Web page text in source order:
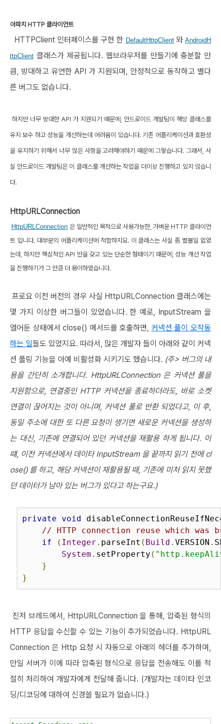
아파치 HTTP 클라이언트
HTTPClient 인터페이스를 구현 한 DefaultHttpClient 와 AndroidH
ttpClient 클래스가 제공됩니다. 웹브라우저를 만들기에 충분할 만
큼, 방대하고 유연한 API 가 지원되며, 안정적으로 동작하고 별다
른 버그도 없습니다.
하지만 너무 방대한 API 가 지원되기 때문에, 안드로이드 개발팀이 해당 클래스를
유지 보수 하고 성능을 개선하는데 어려움이 있습니다. 기존 어플리케이션과 호환성
을 유지하기 위해서 너무 많은 사항을 고려해야하기 때문에 그렇습니다. 그래서, 사
실 안드로이드 개발팀은 이 클래스를 개선하는 작업을 더이상 진행하고 있지 않습니
다.
HttpURLConnection
HttpURLConnection 은 일반적인 목적으로 사용가능한, 가벼운 HTTP 클라이언
트 입니다. 대부분의 어플리케이션에 적합하지요. 이 클래스는 사실 좀 별볼일 없었
는데, 하지만 핵심적인 API 만을 갖고 있는 단순한 형태이기 때문에, 성능 개선 작업
을 진행하기가 그 만큼 더 용이하였습니다.
프로요 이전 버전의 경우 사실 HttpURLConnection 클래스에는
몇 가지 이상한 버그들이 있었습니다. 한 예로, InputStream 을
열어둔 상태에서 close() 메서드를 호출하면, 커넥션 풀이 오작동
하는 일들도 있었지요. 따라서, 많은 개발자 들이 아래와 같이 커넥
션 폴링 기능을 아예 비활성화 시키기도 했습니다. (주> 버그의 내
용을 간단히 소개합니다. HttpURLConnection 은 커넥션 풀을
지원함으로, 연결중인 HTTP 커넥션을 종료하더라도, 바로 소켓
연결이 끊어지는 것이 아니며, 커넥션 풀로 반환 되었다고, 이 후,
동일 주소에 대한 또 다른 요청이 생기면 새로운 커넥션을 생성하
는 대신, 기존에 연결되어 있던 커넥션을 재활용 하게 됩니다. 이
떄, 이전 커넥션에서 데이타 InputStream 을 끝까지 읽기 전에 cl
ose() 를 하고, 해당 커넥션이 재활용될 때, 기존에 미처 읽지 못했
던 데이터가 남아 있는 버그가 있다고 하는구요.)
private void
// HTTP connection reuse which was
if
( Integer . parseInt ( Build . VERSION .
System . setProperty (
}
}
진저 브레드에서, HttpURLConnection 을 통해, 압축된 형식의
HTTP 응답을 수신할 수 있는 기능이 추가되었습니다. HttpURL
Connection 은 Http 요청 시 자동으로 아래의 헤더를 추가하며,
만일 서버가 이에 따라 압축된 형식으로 응답을 전송해도 이를 적
절히 처리하여 개발자에게 전달해 줍니다. (개발자는 데이타 인코
딩/디코딩에 대하여 신경쓸 필요가 없습니다.)